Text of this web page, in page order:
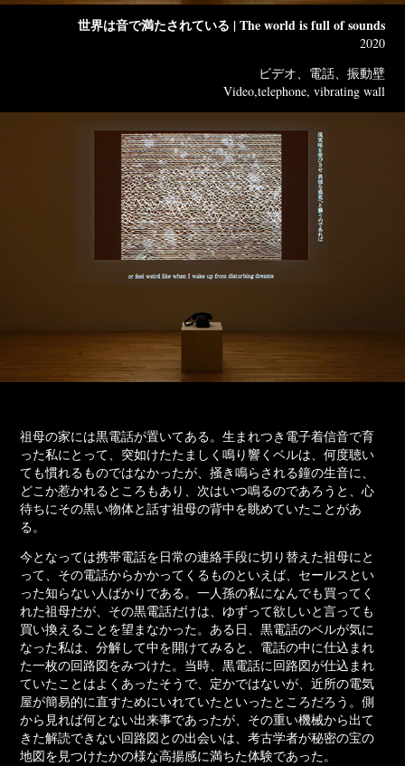
世界は音で満たされている | The world is full of sounds
2020
ビデオ、電話、振動壁
Video,telephone, vibrating wall
祖母の家には黒電話が置いてある。生まれつき電子着信音で育
った私にとって、突如けたたましく鳴り響くベルは、何度聴い
ても慣れるものではなかったが、掻き鳴らされる鐘の生音に、
どこか惹かれるところもあり、次はいつ鳴るのであろうと、心
待ちにその黒い物体と話す祖母の背中を眺めていたことがあ
る。
今となっては携帯電話を日常の連絡手段に切り替えた祖母にと
って、その電話からかかってくるものといえば、セールスとい
った知らない人ばかりである。一人孫の私になんでも買ってく
れた祖母だが、その黒電話だけは、ゆずって欲しいと言っても
買い換えることを望まなかった。ある日、黒電話のベルが気に
なった私は、分解して中を開けてみると、電話の中に仕込まれ
た一枚の回路図をみつけた。当時、黒電話に回路図が仕込まれ
ていたことはよくあったそうで、定かではないが、近所の電気
屋が簡易的に直すためにいれていたといったところだろう。側
から見れば何とない出来事であったが、その重い機械から出て
きた解読できない回路図との出会いは、考古学者が秘密の宝の
地図を見つけたかの様な高揚感に満ちた体験であった。